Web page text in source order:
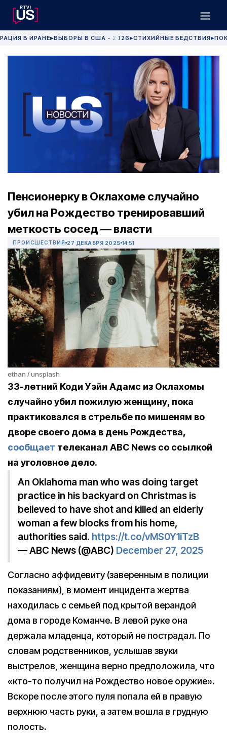
В ИРАНЕ▶ВЫБОРЫ В США - 2026 ▶СТИХИЙНЫЕ БЕДСТВИЯ▶
Пенсионерку в Оклахоме случайно
убил на Рождество тренировавший
меткость сосед — власти
ПРОИСШЕСТВИЯ 27 ДЕКАБРЯ 2025 14:51
ethan / unsplash
33-летний Коди Уэйн Адамс из Оклахомы
случайно убил пожилую женщину, пока
практиковался в стрельбе по мишеням во
дворе своего дома в день Рождества,
сообщает телеканал ABC News со ссылкой
на уголовное дело.
An Oklahoma man who was doing target
practice in his backyard on Christmas is
believed to have shot and killed an elderly
woman a few blocks from his home,
authorities said. https://t.co/vMS0Y1iTzB
— ABC News (@ABC) December 27, 2025
Согласно аффидевиту (заверенным в полиции
показаниям), в момент инцидента жертва
находилась с семьей под крытой верандой
дома в городе Команче. В левой руке она
держала младенца, который не пострадал. По
словам родственников, услышав звуки
выстрелов, женщина верно предположила, что
«кто-то получил на Рождество новое оружие».
Вскоре после этого пуля попала ей в правую
верхнюю часть руки, а затем вошла в грудную
полость.